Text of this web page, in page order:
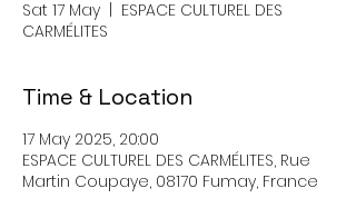
Sat 17 May
ESPACE CULTUREL DES
CARMÉLITES
Time & Location
17 May 2025, 20:00
ESPACE CULTUREL DES CARMÉLITES, Rue
Martin Coupaye, 08170 Fumay, France